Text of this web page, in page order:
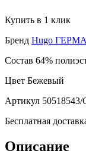
Купить в 1 клик
Бренд Hugo
Состав 64%
Цвет Бежевый
Артикул 50518543/
Бесплатная
Описание